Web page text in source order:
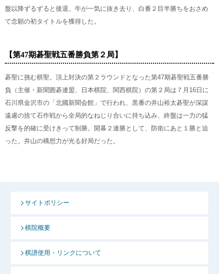
盤以降ずるずると後退。牛が一気に抜き去り、白番２目半勝ちをおさめ
て念願の初タイトルを獲得した。
【第47期碁聖戦五番勝負第２局】
碁聖に挑む棋聖。頂上対決の第２ラウンドとなった第47期碁聖戦五番勝
負（主催・新聞囲碁連盟、日本棋院、関西棋院）の第２局は７月16日に
石川県金沢市の「北國新聞会館」で行われ、黒番の井山裕太碁聖が深謀
遠慮の捨て石作戦から全局的なねじり合いに持ち込み、終盤は一力の猛
反撃を的確に受けきって制勝。開幕２連勝として、防衛にあと１勝と迫
った。井山の構想力が光る好局だった。
サイトポリシー
棋院概要
棋譜使用・リンクについて